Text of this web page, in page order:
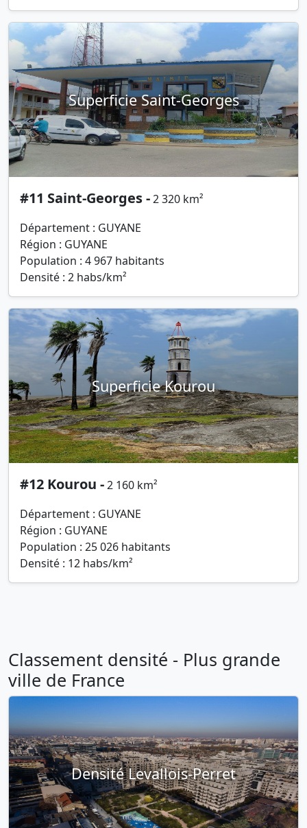
Superficie Saint-Georges
#11 Saint-Georges -2 320 km²
Département : GUYANE
Région : GUYANE
Population : 4 967 habitants
Densité : 2 habs/km²
Superficie Kourou
#12 Kourou -2 160 km²
Département : GUYANE
Région : GUYANE
Population : 25 026 habitants
Densité : 12 habs/km²
Classement densité - Plus grande
ville de France
Densité Levallois-Perret